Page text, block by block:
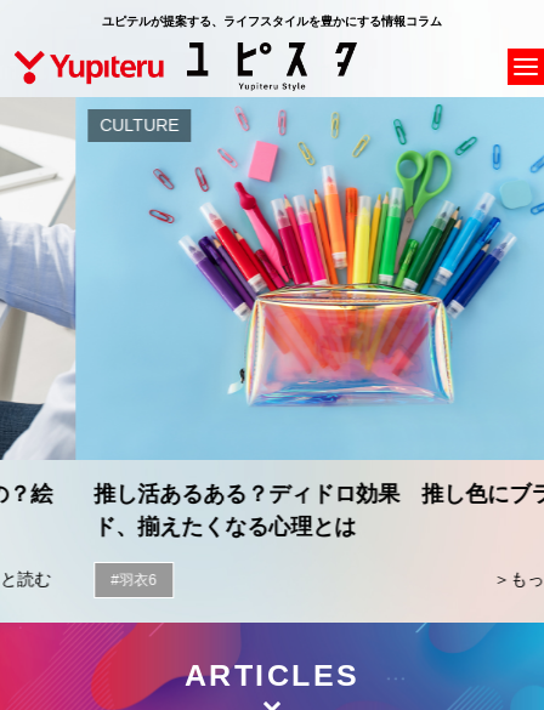
ユピテルが提案する、ライフスタイルを豊かにする情報コラム
CULTURE
推し活あるある？ディドロ効果 推し色にブライン
ド、揃えたくなる心理とは
#羽衣6 もっと読む
ARTICLES